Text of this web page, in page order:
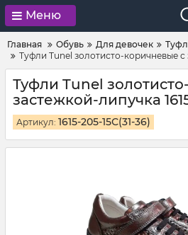
Меню
Главная Обувь Для девочек
Туфли Tunel золотисто-коричневые с
Туфли Tunel
застежкой-липучка
Артикул: 1615-205-15С(31-36)